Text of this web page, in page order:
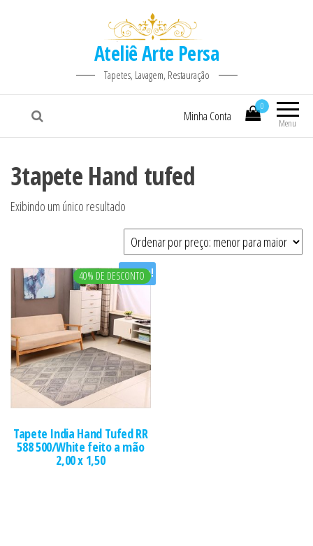
Ateliê Arte Persa
Tapetes, Lavagem, Restauração
Menu
0
Minha Conta
3tapete Hand tufed
Exibindo um único resultado
Oferta!
40% DE DESCONTO
Tapete India Hand Tufed RR
588 500/White feito a mão
2,00 x 1,50